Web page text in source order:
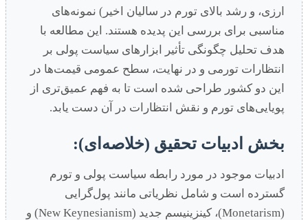
ارزی، و رشد بالای تورم در سالیان اخیر) نمونه‌های
مناسبی برای بررسی این پدیده هستند. این مطالعه با
هدف تحلیل چگونگی تأثیر ابزارهای سیاست پولی بر
انتظارات تورمی و در نهایت، سطح عمومی قیمت‌ها در
این دو کشور طراحی شده است تا به فهم عمیق‌تری از
پویایی‌های تورم و نقش انتظارات در آن دست یابد.
بخش ادبیات تحقیق (خلاصه‌ای):
ادبیات موجود در مورد رابطه سیاست پولی و تورم
گسترده است و شامل نظریاتی مانند پول‌گرایی
(Monetarism)، کینزینیسم جدید (New Keynesianism) و